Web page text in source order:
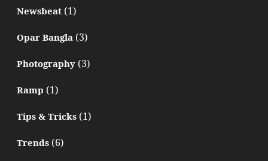
Newsbeat(1)
Opar Bangla(3)
Photography(3)
Ramp (1)
Tips & Tricks(1)
Trends(6)